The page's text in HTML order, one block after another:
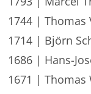
1744 | Thomas
1714 | Björn
1686 | Hans-
1671 | Thomas